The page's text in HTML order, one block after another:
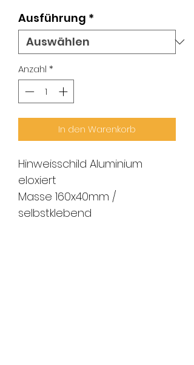
Ausführung *
Anzahl *
In den Warenkorb
Hinweisschild Aluminium
eloxiert
Masse 160x40mm /
selbstklebend